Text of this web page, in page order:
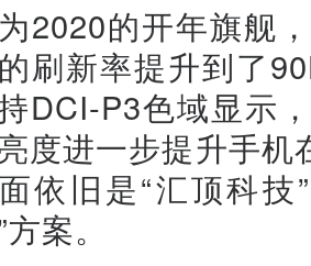
2020的开年旗舰
刷新率提升到了
DCI-P3色域显示
度进一步提升手
依旧是“汇顶科
案。